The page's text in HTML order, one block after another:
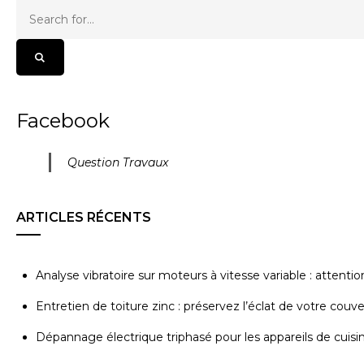
Facebook
Question Travaux
ARTICLES RÉCENTS
Analyse vibratoire sur moteurs à vitesse variable :
Entretien de toiture zinc : préservez l’éclat de votre
Dépannage électrique triphasé pour les appareils de